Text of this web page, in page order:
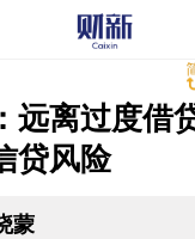
远离过度借
贷风险
蒙